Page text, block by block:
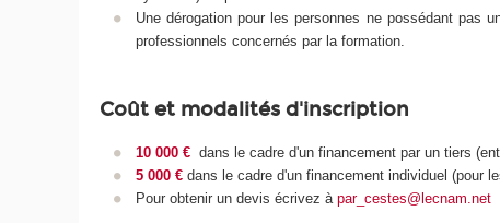
Une dérogation pour les personnes ne possédant pas
professionnels concernés par la formation.
Coût et modalités d'inscription
10 000 € dans le cadre d'un financement par un tiers
5 000 €dans le cadre d'un financement individuel (pour
Pour obtenir un devis écrivez à par_cestes@lecnam.net